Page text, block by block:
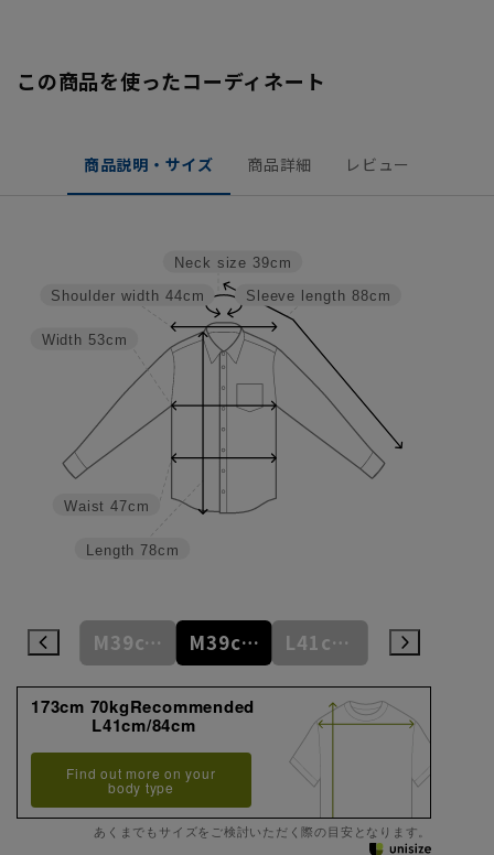
この商品を使ったコーディネート
商品説明・サイズ 商品詳細 レビュー
Sleeve length 88cm
Neck size 39cm
Length 78cm
Waist 47cm
Width 53cm
Shoulder width 44cm
M39cm/86cm M39cm/88cm L41cm/82cm
173cm 70kgRecommended
L41cm/84cm
Find out more on your
body type
あくまでもサイズをご検討いただく際の目安となります。